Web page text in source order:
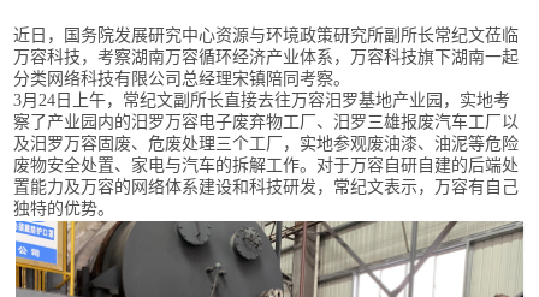
近日，国务院发展研究中心资源与环境政策研究所副所长常纪文莅临
万容科技，考察湖南万容循环经济产业体系，万容科技旗下湖南一起
分类网络科技有限公司总经理宋镇陪同考察。
3月24日上午，常纪文副所长直接去往万容汨罗基地产业园，实地考
察了产业园内的汨罗万容电子废弃物工厂、汨罗三雄报废汽车工厂以
及汨罗万容固废、危废处理三个工厂，实地参观废油漆、油泥等危险
废物安全处置、家电与汽车的拆解工作。对于万容自研自建的后端处
置能力及万容的网络体系建设和科技研发，常纪文表示，万容有自己
独特的优势。